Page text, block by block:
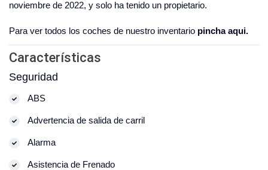
noviembre de 2022, y solo ha tenido un propietario.
Para ver todos los coches de nuestro inventario pincha aqui.
Características
Seguridad
ABS
Advertencia de salida de carril
Alarma
Asistencia de Frenado